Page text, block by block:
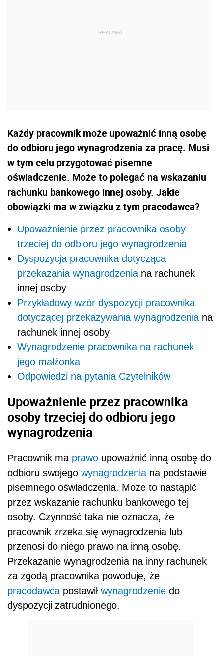
Każdy pracownik może upoważnić inną osobę
do odbioru jego wynagrodzenia za pracę. Musi
w tym celu przygotować pisemne
oświadczenie. Może to polegać na wskazaniu
rachunku bankowego innej osoby. Jakie
obowiązki ma w związku z tym pracodawca?
Upoważnienie przez pracownika osoby
trzeciej do odbioru jego wynagrodzenia
Dyspozycja pracownika dotycząca
przekazania wynagrodzenia na rachunek
innej osoby
Przykładowy wzór dyspozycji pracownika
dotyczącej przekazywania wynagrodzenia na
rachunek innej osoby
Wynagrodzenie pracownika na rachunek
jego małżonka
Odpowiedzi na pytania Czytelników
Upoważnienie przez pracownika
osoby trzeciej do odbioru jego
wynagrodzenia
Pracownik ma prawo upoważnić inną osobę do
odbioru swojego wynagrodzenia na podstawie
pisemnego oświadczenia. Może to nastąpić
przez wskazanie rachunku bankowego tej
osoby. Czynność taka nie oznacza, że
pracownik zrzeka się wynagrodzenia lub
przenosi do niego prawo na inną osobę.
Przekazanie wynagrodzenia na inny rachunek
za zgodą pracownika powoduje, że
pracodawca postawił wynagrodzenie do
dyspozycji zatrudnionego.